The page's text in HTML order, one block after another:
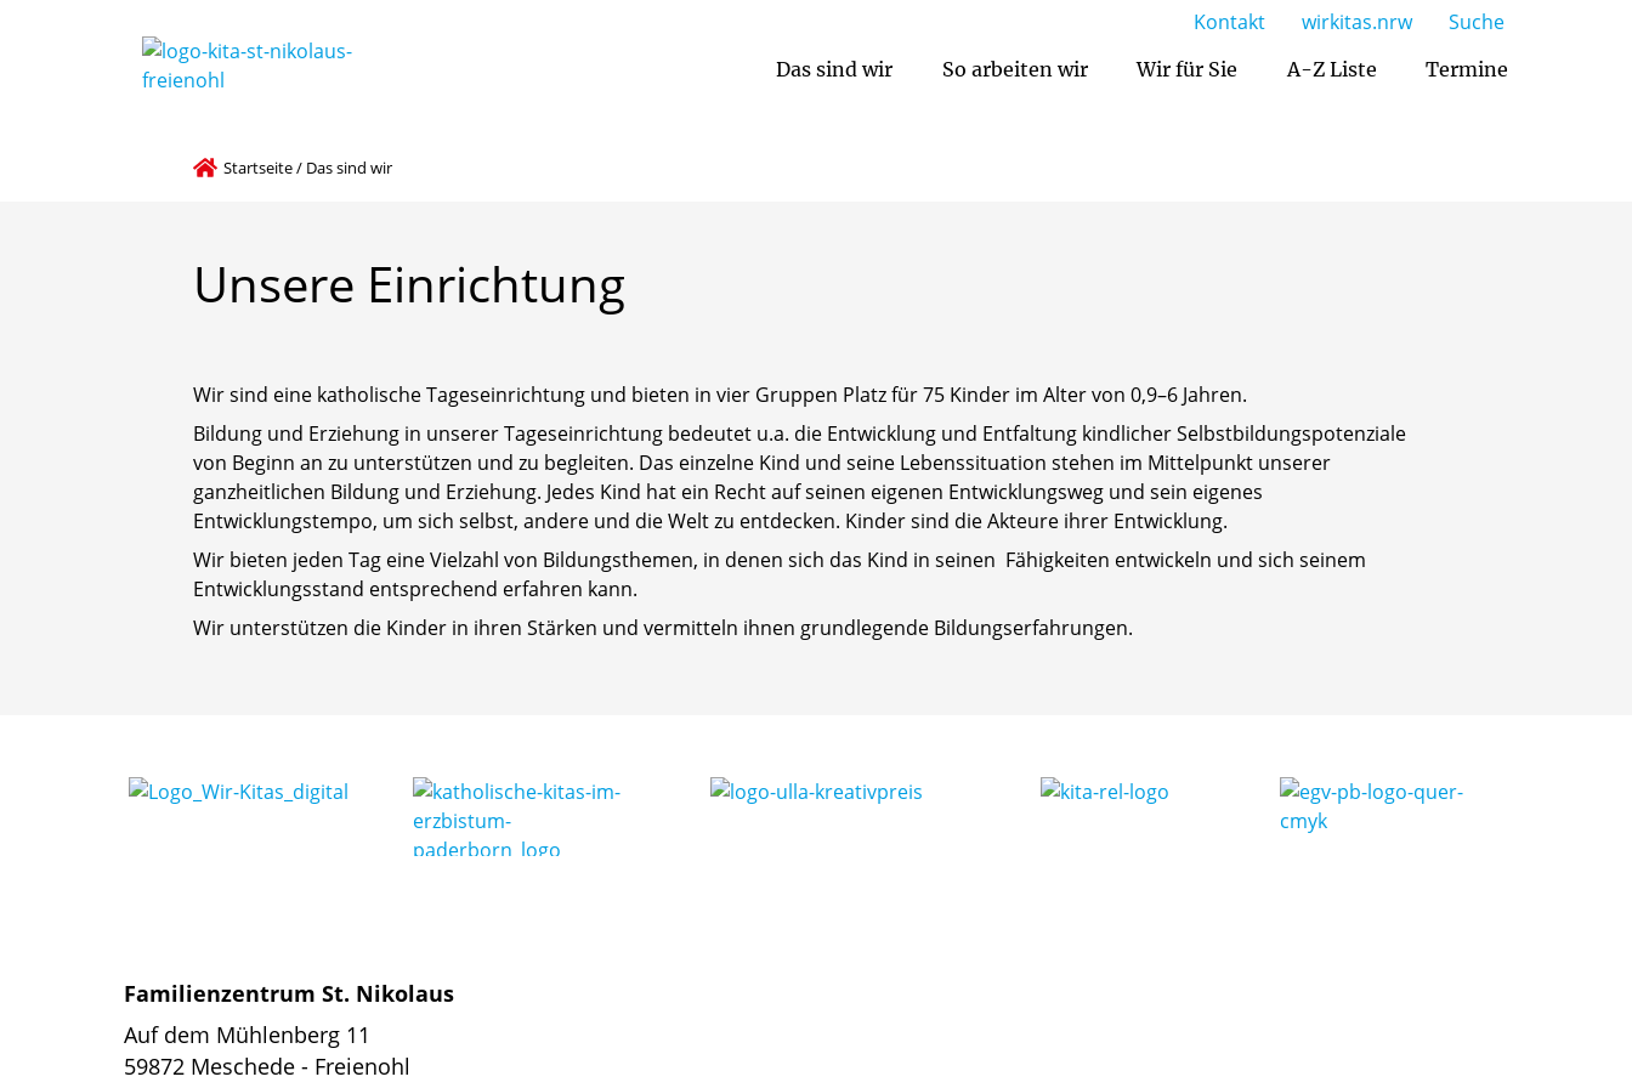
Das sind wir So arbeiten wir Wir für Sie A-Z Liste Termine
Kontakt wirkitas.nrw Suche
Startseite/ Das sind wir
Unsere Einrichtung
Wir sind eine katholische Tageseinrichtung und bieten in vier Gruppen Platz für 75 Kinder im Alter von 0,9–6 Jahren.
Bildung und Erziehung in unserer Tageseinrichtung bedeutet u.a. die Entwicklung und Entfaltung kindlicher Selbstbildungspotenziale
von Beginn an zu unterstützen und zu begleiten. Das einzelne Kind und seine Lebenssituation stehen im Mittelpunkt unserer
ganzheitlichen Bildung und Erziehung. Jedes Kind hat ein Recht auf seinen eigenen Entwicklungsweg und sein eigenes
Entwicklungstempo, um sich selbst, andere und die Welt zu entdecken. Kinder sind die Akteure ihrer Entwicklung.
Wir bieten jeden Tag eine Vielzahl von Bildungsthemen, in denen sich das Kind in seinen Fähigkeiten entwickeln und sich seinem
Entwicklungsstand entsprechend erfahren kann.
Wir unterstützen die Kinder in ihren Stärken und vermitteln ihnen grundlegende Bildungserfahrungen.
Familienzentrum St. Nikolaus
Auf dem Mühlenberg 11
59872 Meschede - Freienohl